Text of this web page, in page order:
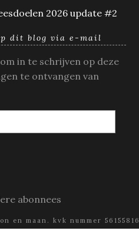
2026 update #2
dit blog via e-mail
in te schrijven op deze
te ontvangen van
abonnees
en maan. kvk nummer 56155816